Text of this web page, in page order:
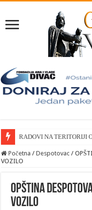
RADOVI NA TERITORIJI
Početna / Despotovac /
VOZILO
OPŠTINA
VOZILO